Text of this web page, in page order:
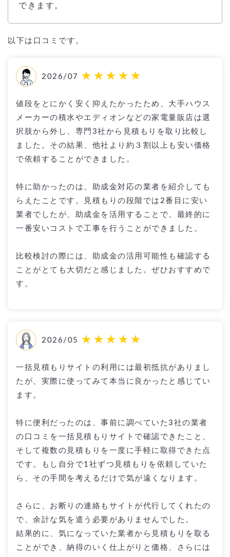
できます。
以下は口コミです。
2026/07
値段をとにかく安く抑えたかったため、大手ハウス
メーカーの積水やエディオンなどの家電量販店は選
択肢から外し、専門3社から見積もりを取り比較し
ました。その結果、他社より約３割以上も安い価格
で依頼することができました。
特に助かったのは、助成金対応の業者を紹介しても
らえたことです。見積もりの段階では2番目に安い
業者でしたが、助成金を活用することで、最終的に
一番安いコストで工事を行うことができました。
比較検討の際には、助成金の活用可能性も確認する
ことがとても大切だと感じました。ぜひおすすめで
す。
2026/05
一括見積もりサイトの利用には最初抵抗がありまし
たが、実際に使ってみて本当に良かったと感じてい
ます。
特に便利だったのは、事前に調べていた3社の業者
の口コミを一括見積もりサイトで確認できたこと、
そして複数の見積もりを一度に手軽に取得できた点
です。もし自分で1社ずつ見積もりを依頼していた
ら、その手間を考えるだけで気が遠くなります。
さらに、お断りの連絡もサイトが代行してくれたの
で、余計な気を遣う必要がありませんでした。
結果的に、気になっていた業者から見積もりを取る
ことができ、納得のいく仕上がりと価格、さらには